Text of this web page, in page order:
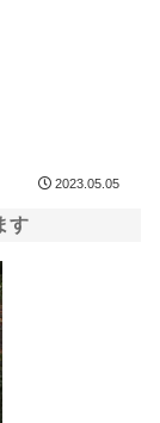
2023.05.05
す